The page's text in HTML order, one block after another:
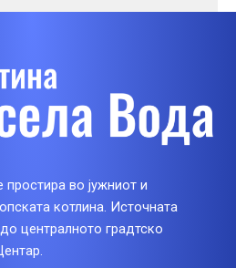
во јужниот и
котлина. Источната
централното градтско